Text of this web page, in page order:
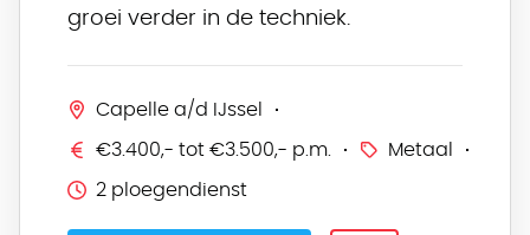
groei verder in de techniek.
Capelle a/d IJssel
€3.400,- tot €3.500,- p.m. Metaal
2 ploegendienst